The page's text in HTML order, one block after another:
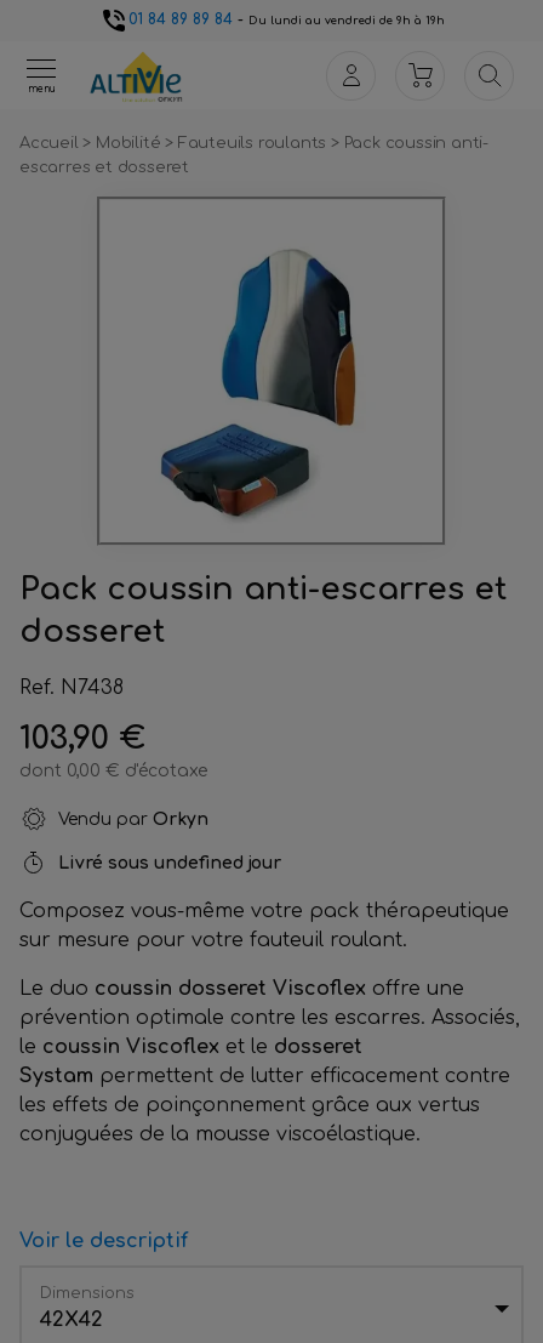
01 84 89 89 84- Du lundi au vendredi de 9h à 19h
menu
Accueil> Mobilité> Fauteuils roulants> Pack coussin anti-
escarres et dosseret
Pack coussin anti-escarres et
dosseret
Ref. N7438
103,90 €
dont 0,00 € d'écotaxe
Vendu par Orkyn
Livré sous undefined jour
Composez vous-même votre pack thérapeutique
sur mesure pour votre fauteuil roulant.
Le duo coussin dosseret Viscoflex offre une
prévention optimale contre les escarres. Associés,
le coussin Viscoflex et le dosseret
Systam permettent de lutter efficacement contre
les effets de poinçonnement grâce aux vertus
conjuguées de la mousse viscoélastique.
Voir le descriptif
Dimensions
42X42